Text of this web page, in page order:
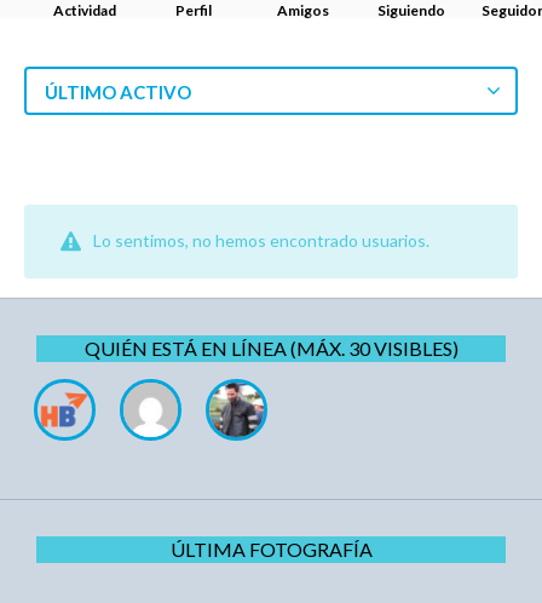
Actividad Perfil Amigos Siguiendo
ÚLTIMO ACTIVO
Lo sentimos, no hemos encontrado usuarios.
QUIÉN ESTÁ EN LÍNEA (MÁX. 30 VISIBLES)
ÚLTIMA FOTOGRAFÍA